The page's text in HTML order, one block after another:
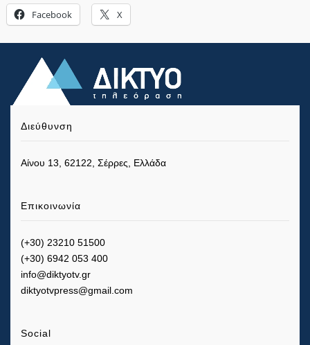
Facebook X
Διεύθυνση
Αίνου 13, 62122, Σέρρες, Ελλάδα
Επικοινωνία
(+30) 23210 51500
(+30) 6942 053 400
info@diktyotv.gr
diktyotvpress@gmail.com
Social